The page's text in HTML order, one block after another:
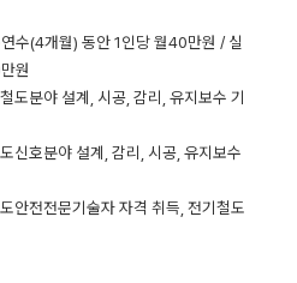
수(4개월) 동안 1인당 월40만원 / 실
원
도분야 설계, 시공, 감리, 유지보수 기
신호분야 설계, 감리, 시공, 유지보수
안전전문기술자 자격 취득, 전기철도